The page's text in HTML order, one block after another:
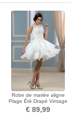
Robe de mariée aligne
Plage Été Drapé Vintage
Col Bateau Organza
€ 89,99